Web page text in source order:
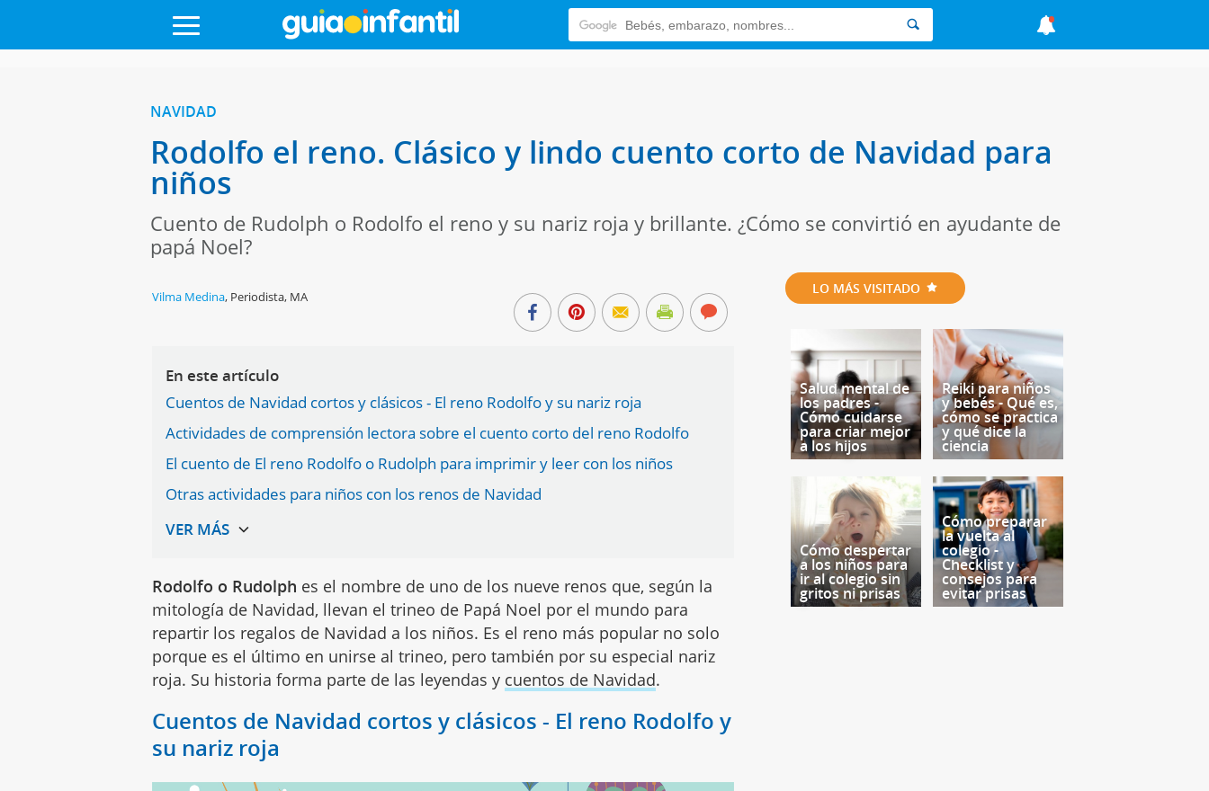
NAVIDAD
Rodolfo el reno. Clásico y lindo cuento corto de Navidad para
niños
Cuento de Rudolph o Rodolfo el reno y su nariz roja y brillante. ¿Cómo se convirtió en ayudante de
papá Noel?
Vilma Medina, Periodista, MA
En este artículo
Cuentos de Navidad cortos y clásicos - El reno Rodolfo y su nariz roja
Actividades de comprensión lectora sobre el cuento corto del reno Rodolfo
El cuento de El reno Rodolfo o Rudolph para imprimir y leer con los niños
Otras actividades para niños con los renos de Navidad
Rodolfo o Rudolph es el nombre de uno de los nueve renos que, según la
mitología de Navidad, llevan el trineo de Papá Noel por el mundo para
repartir los regalos de Navidad a los niños. Es el reno más popular no solo
porque es el último en unirse al trineo, pero también por su especial nariz
roja. Su historia forma parte de las leyendas y cuentos de Navidad.
Cuentos de Navidad cortos y clásicos - El reno Rodolfo y
su nariz roja
LO MÁS VISITADO
Salud mental de
los padres -
Cómo cuidarse
para criar mejor
a los hijos
Reiki para niños
y bebés - Qué es,
cómo se practica
y qué dice la
ciencia
Cómo despertar
a los niños para
ir al colegio sin
gritos ni prisas
Cómo preparar
la vuelta al
colegio -
Checklist y
consejos para
evitar prisas